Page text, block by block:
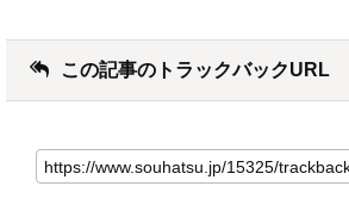
この記事のトラックバックURL